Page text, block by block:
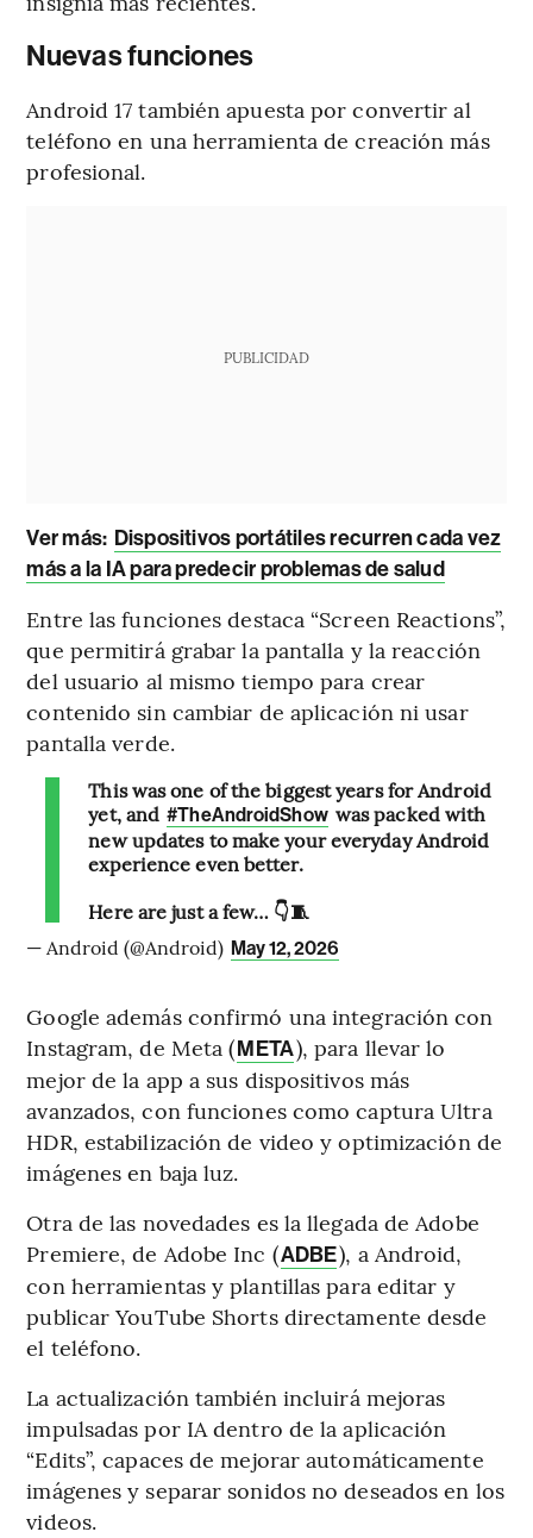
Nuevas funciones
Android 17 también apuesta por convertir al
teléfono en una herramienta de creación más
profesional.
PUBLICIDAD
Ver más: Dispositivos portátiles recurren cada vez
más a la IA para predecir problemas de salud
Entre las funciones destaca “Screen Reactions”,
que permitirá grabar la pantalla y la reacción
del usuario al mismo tiempo para crear
contenido sin cambiar de aplicación ni usar
pantalla verde.
This was one of the biggest years for Android
yet, and #TheAndroidShow was packed with
new updates to make your everyday Android
experience even better.
Here are just a few… 👇🧵
— Android (@Android) May 12, 2026
Google además confirmó una integración con
Instagram, de Meta (META), para llevar lo
mejor de la app a sus dispositivos más
avanzados, con funciones como captura Ultra
HDR, estabilización de video y optimización de
imágenes en baja luz.
Otra de las novedades es la llegada de Adobe
Premiere, de Adobe Inc (ADBE), a Android,
con herramientas y plantillas para editar y
publicar YouTube Shorts directamente desde
el teléfono.
La actualización también incluirá mejoras
impulsadas por IA dentro de la aplicación
“Edits”, capaces de mejorar automáticamente
imágenes y separar sonidos no deseados en los
videos.